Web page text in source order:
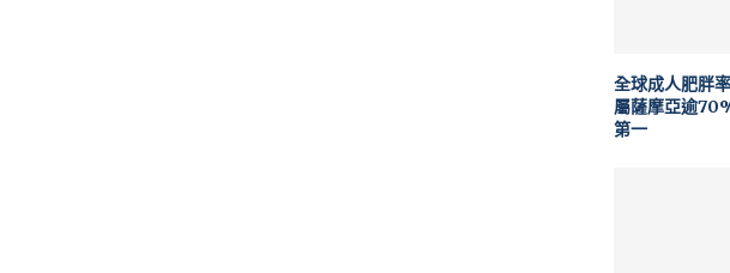
全球成人肥胖
屬薩摩亞逾
第一